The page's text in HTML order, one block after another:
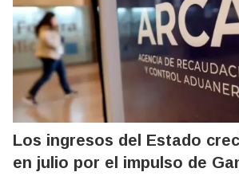
Los ingresos del Estado
en julio por el impulso de